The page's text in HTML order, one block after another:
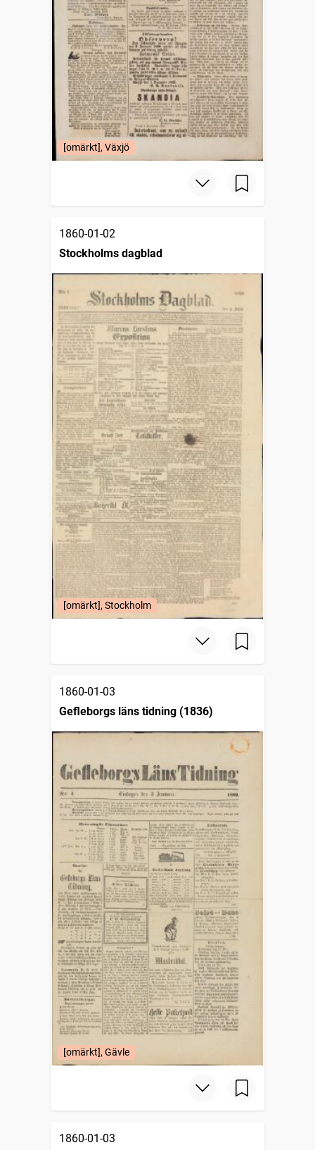
[omärkt], Växjö
1860-01-02
Stockholms dagblad
[omärkt], Stockholm
1860-01-03
Gefleborgs läns tidning (1836)
[omärkt], Gävle
1860-01-03